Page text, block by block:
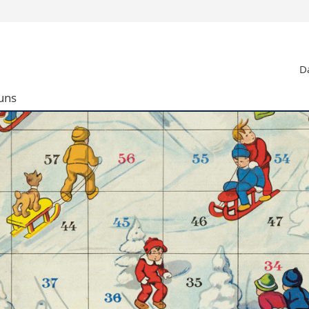
Fak.
und Bildungswissenschaften
Fak.
Forschende
Mitarbeitende
Doktorierende